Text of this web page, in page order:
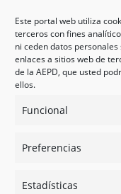
Este portal web utiliza
terceros con fines
ni ceden datos
enlaces a sitios web de
de la AEPD, que usted
ellos.
Funcional
Preferencias
Estadísticas
Mapa del sitio
Mi cuenta
Tienda
Psicología en Murcia
Guías
Redes sociales
Instagram